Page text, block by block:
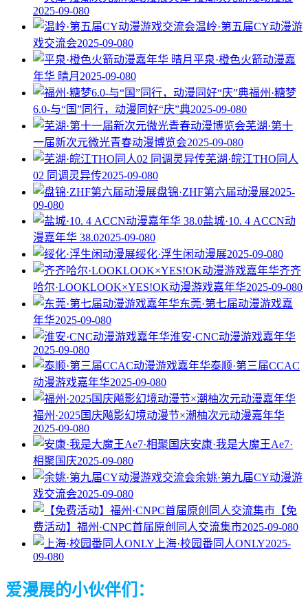
2025-09-080
温岭·第五届CY动漫游
戏交流会2025-09-080
平泉·橙色火箭动漫嘉
年华 晴月 2025-09-080
福州·糖梦
6.0-与“国”同行，动漫同好“庆”典2025-09-080
芜湖·第十
一届新次元微光青春动漫博览会2025-09-080
芜湖·皖江THO同人
02 同调灵异传2025-09-080
盘锦·ZHF第六届动漫展2025-
09-080
盐城·10. 4 ACCN动
漫嘉年华 38.02025-09-080
绥化·浮生闲动漫展2025-09-080
齐齐
哈尔·LOOKLOOK×YES!OK动漫游戏嘉年华2025-09-080
东莞·第七届动漫游戏嘉
年华2025-09-080
淮安·CNC动漫游戏嘉年华
2025-09-080
泰顺·第三届CCAC
动漫游戏嘉年华2025-09-080
福州·2025国庆飚影幻境动漫节×潮柚次元动漫嘉年华
2025-09-080
安康·我是大魔王Ae7·
相聚国庆2025-09-080
余姚·第九届CY动漫游
戏交流会2025-09-080
【免
费活动】福州·CNPC首届原创同人交流集市2025-09-080
上海·校园番同人ONLY2025-
09-080
爱漫展的小伙伴们：